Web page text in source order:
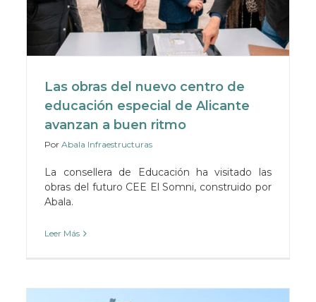
Las obras del nuevo centro de
educación especial de Alicante
avanzan a buen ritmo
PorAbala Infraestructuras
La consellera de Educación ha visitado las
obras del futuro CEE El Somni, construido por
Abala.
Leer Más